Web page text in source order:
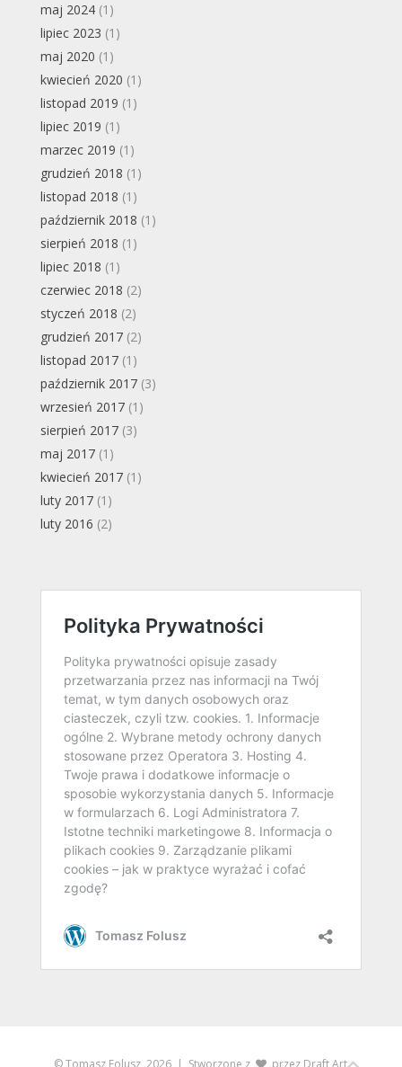
maj 2024(1)
lipiec 2023 (1)
maj 2020 (1)
kwiecień 2020 (1)
listopad 2019 (1)
lipiec 2019 (1)
marzec 2019 (1)
grudzień 2018 (1)
listopad 2018 (1)
październik 2018 (1)
sierpień 2018 (1)
lipiec 2018 (1)
czerwiec 2018 (2)
styczeń 2018 (2)
grudzień 2017(2)
listopad 2017(1)
październik 2017(3)
wrzesień 2017(1)
sierpień 2017(3)
maj 2017(1)
kwiecień 2017(1)
luty 2017(1)
luty 2016 (2)
© Tomasz Folusz, 2026 | Stworzone z przez Draft Art